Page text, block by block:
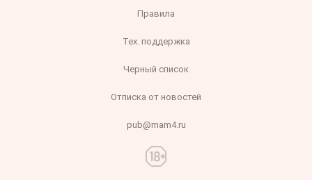
Правила
Тех. поддержка
Черный список
Отписка от новостей
pub@mam4.ru